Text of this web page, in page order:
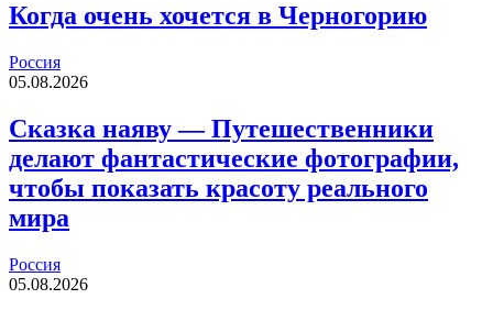
Когда очень хочется в Черногорию
Россия
05.08.2026
Сказка наяву — Путешественники
делают фантастические фотографии,
чтобы показать красоту реального
мира
Россия
05.08.2026